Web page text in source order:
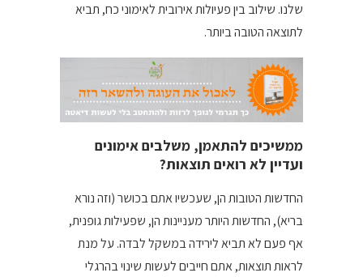
שלנו. שילוב בין פעיולות אירובית לאימוני כח, תביא
לתוצאה הטובה ביותר.
ממשיכים להתאמן, משלבים אימונים
ועדיין לא רואים תוצאות?
החדשות הטובות הן, שעכשיו אתם בכושר (וזה נורא
בריא), החדשות היותר מעניינות הן, שפעילות גופנית,
אף פעם לא תביא לירידה במשקל לבדה. על מנת
לראות תוצאות, אתם חייבים לעשות שינוי בהרגלי